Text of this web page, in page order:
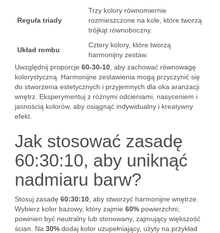
Reguła triady
Trzy kolory równomiernie
rozmieszczone na kole, które tworzą
trójkąt równoboczny.
Układ rombu
Cztery kolory, które tworzą
harmonijny zestaw.
Uwzględnij proporcje 60-30-10 , aby zachować równowagę
kolorystyczną. Harmonijne zestawienia mogą przyczynić się
do stworzenia estetycznych i przyjemnych dla oka aranżacji
wnętrz. Eksperymentuj z różnymi odcieniami, nasyceniem i
jasnością kolorów, aby osiągnąć indywidualny i kreatywny
efekt.
Jak stosować zasadę
60:30:10, aby uniknąć
nadmiaru barw?
Stosuj zasadę 60:30:10 , aby stworzyć harmonijne wnętrze.
Wybierz kolor bazowy, który zajmie 60% powierzchni;
powinien być neutralny lub stonowany, zajmujący większość
ścian. Na 30% dodaj kolor uzupełniający, użyty na przykład